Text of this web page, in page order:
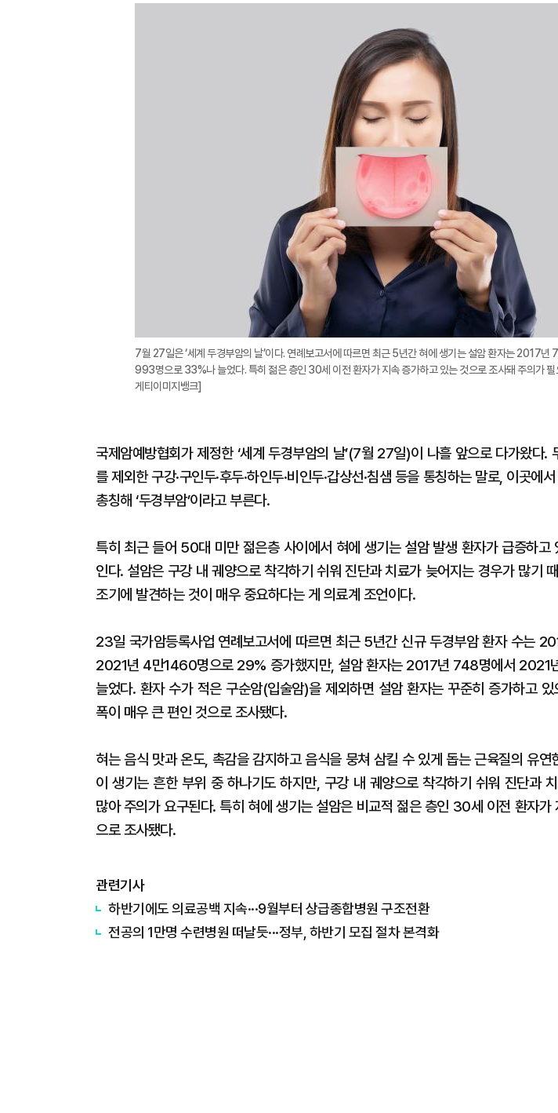
7월 27일은 ‘세계 두경부암의 날’이다. 연례보고서에 따르면 최근 5년간 혀에 생기는 설암 환자는 2017
993명으로 33%나 늘었다. 특히 젊은 층인 30세 이전 환자가 지속 증가하고 있는 것으로 조사돼 주의가
게티이미지뱅크]
국제암예방협회가 제정한 ‘세계 두경부암의 날’(7월 27일)이 나흘 앞으로 다가왔다.
를 제외한 구강·구인두·후두·하인두·비인두·갑상선·침샘 등을 통칭하는 말로, 이곳에
총칭해 ‘두경부암’이라고 부른다.
특히 최근 들어 50대 미만 젊은층 사이에서 혀에 생기는 설암 발생 환자가 급증하고
인다. 설암은 구강 내 궤양으로 착각하기 쉬워 진단과 치료가 늦어지는 경우가 많기
조기에 발견하는 것이 매우 중요하다는 게 의료계 조언이다.
23일 국가암등록사업 연례보고서에 따르면 최근 5년간 신규 두경부암 환자 수는
2021년 4만1460명으로 29% 증가했지만, 설암 환자는 2017년 748명에서
늘었다. 환자 수가 적은 구순암(입술암)을 제외하면 설암 환자는 꾸준히 증가하고
폭이 매우 큰 편인 것으로 조사됐다.
혀는 음식 맛과 온도, 촉감을 감지하고 음식을 뭉쳐 삼킬 수 있게 돕는 근육질의 유연
이 생기는 흔한 부위 중 하나기도 하지만, 구강 내 궤양으로 착각하기 쉬워 진단과
많아 주의가 요구된다. 특히 혀에 생기는 설암은 비교적 젊은 층인 30세 이전 환자가
으로 조사됐다.
관련기사
하반기에도 의료공백 지속···9월부터 상급종합병원 구조전환
전공의 1만명 수련병원 떠날듯···정부, 하반기 모집 절차 본격화